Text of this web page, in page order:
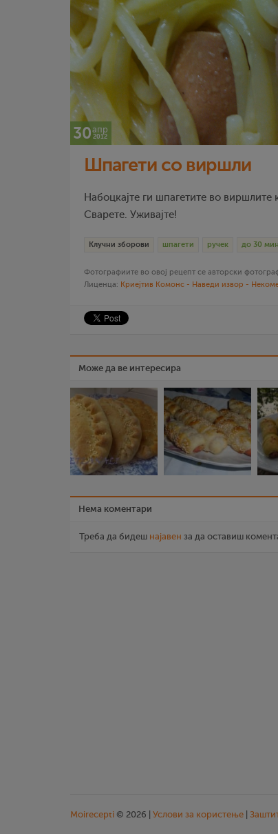
30апр
2012
Шпагети со виршли
Набоцкајте ги шпагетите во виршлите
Сварете. Уживајте!
Клучни зборови шпагети ручек до 30 мин
Фотографиите во овој рецепт се авторски
Лиценца: Криејтив Комонс - Наведи извор -
Може да ве интересира
Нема коментари
Треба да бидеш најавен за да оставиш
Moirecepti © 2026 | Услови за користење